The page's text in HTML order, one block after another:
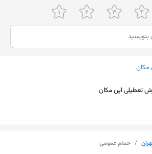
۹ تا ۱۷
۹ تا ۱۷
مکان
تعطیلی این مکان
/ حمام عمومی